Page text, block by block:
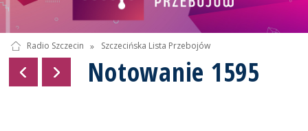
Radio Szczecin » Szczecińska Lista Przebojów
Notowanie 1595